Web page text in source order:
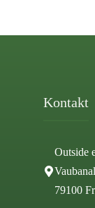
Kontakt
Outside
79100